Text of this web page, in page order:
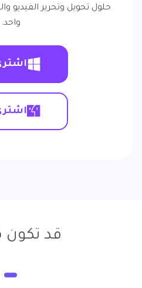
حلول تحويل وتحرير الفيديو
واحد.
قد تكون